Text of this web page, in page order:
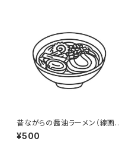
昔ながらの醤油ラーメン（線画）
のイラスト
¥500